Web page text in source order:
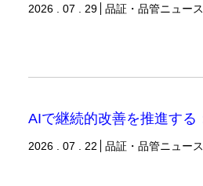
2026 . 07 . 29 品証・品管ニュース
2026 . 07 . 22 品証・品管ニュース